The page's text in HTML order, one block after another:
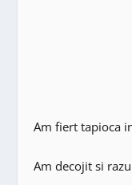
Am fiert tapioca
Am decojit si